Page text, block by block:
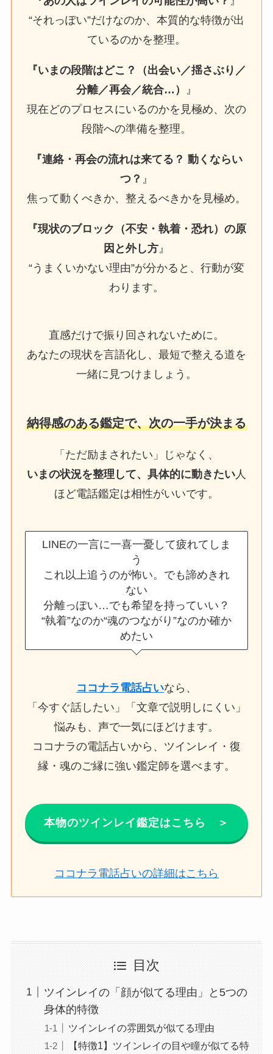
“それっぽい”だけなのか、本質的な特徴が出
ているのかを整理。
『いまの段階はどこ？（出会い／揺さぶり／
分離／再会／統合…） 』
現在どのプロセスにいるのかを見極め、次の
段階への準備を整理。
『連絡・再会の流れは来てる？ 動くならい
つ？ 』
焦って動くべきか、整えるべきかを見極め。
『現状のブロック（不安・執着・恐れ）の原
因と外し方』
“うまくいかない理由”が分かると、行動が変
わります。
直感だけで振り回されないために。
あなたの現状を言語化し、最短で整える道を
一緒に見つけましょう。
納得感のある鑑定で、次の一手が決まる
「ただ励まされたい」じゃなく、
いまの状況を整理して、具体的に動きたい 人
ほど電話鑑定は相性がいいです。
LINEの一言に一喜一憂して疲れてしま
う
これ以上追うのが怖い。でも諦めきれ
ない
分離っぽい…でも希望を持っていい？
“執着”なのか“魂のつながり”なのか確か
めたい
ココナラ電話占いなら、
「今すぐ話したい」「文章で説明しにくい」
悩みも、声で一気にほどけます。
ココナラの電話占いから、ツインレイ・復
縁・魂のご縁に強い鑑定師を選べます。
本物のツインレイ鑑定はこちら ＞
ココナラ 電話占いの詳細はこちら
目次
ツインレイの「顔が似てる理由」と5つの
身体的特徴
ツインレイの雰囲気が似てる理由
【特徴1】ツインレイの目や瞳が似てる特